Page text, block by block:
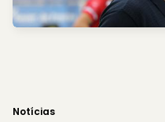
Notícias